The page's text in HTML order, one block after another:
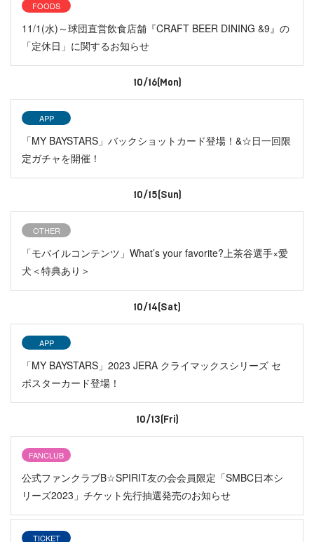
FOODS
11/1(水)～球団直営飲食店舗『CRAFT BEER DINING &9』の
「定休日」に関するお知らせ
10/16(Mon)
APP
「MY BAYSTARS」バックショットカード登場！&☆日一回限
定ガチャを開催！
10/15(Sun)
OTHER
「モバイルコンテンツ」What’s your favorite?上茶谷選手×愛
犬＜特典あり＞
10/14(Sat)
APP
「MY BAYSTARS」2023 JERA クライマックスシリーズ セ
ポスターカード登場！
10/13(Fri)
FANCLUB
公式ファンクラブB☆SPIRIT友の会会員限定「SMBC日本シ
リーズ2023」チケット先行抽選発売のお知らせ
TICKET